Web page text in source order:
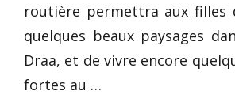
routière permettra aux filles
quelques beaux paysages
Draa, et de vivre encore
fortes au …